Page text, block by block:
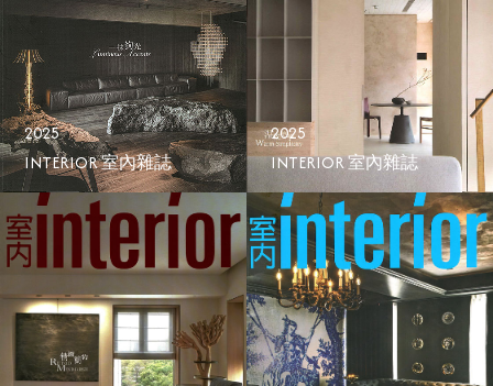
2025
INTERIOR 室內雜誌
2025
INTERIOR 室內雜誌